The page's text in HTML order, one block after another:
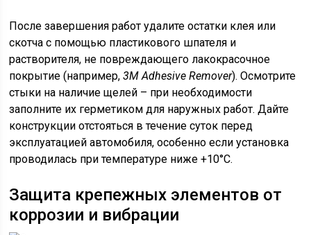
После завершения работ удалите остатки клея или
скотча с помощью пластикового шпателя и
растворителя, не повреждающего лакокрасочное
покрытие (например,3M Adhesive Remover). Осмотрите
стыки на наличие щелей – при необходимости
заполните их герметиком для наружных работ. Дайте
конструкции отстояться в течение суток перед
эксплуатацией автомобиля, особенно если установка
проводилась при температуре ниже +10°C.
Защита крепежных элементов от
коррозии и вибрации